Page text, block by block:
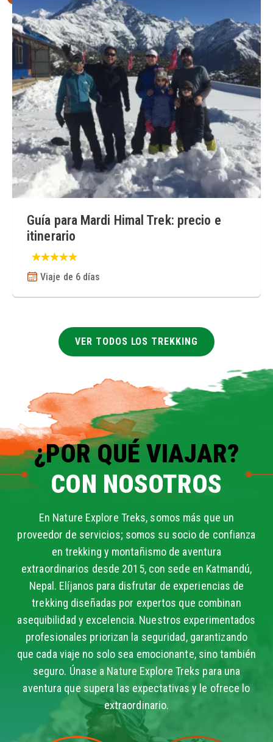
Guía para Mardi Himal Trek: precio e
itinerario
Viaje de 6 días
VER TODOS LOS TREKKING
¿POR QUÉ VIAJAR?
CON NOSOTROS
En Nature Explore Treks, somos más que un
proveedor de servicios; somos su socio de confianza
en trekking y montañismo de aventura
extraordinarios desde 2015, con sede en Katmandú,
Nepal. Elíjanos para disfrutar de experiencias de
trekking diseñadas por expertos que combinan
asequibilidad y excelencia. Nuestros experimentados
profesionales priorizan la seguridad, garantizando
que cada viaje no solo sea emocionante, sino también
seguro. Únase a Nature Explore Treks para una
aventura que supera las expectativas y le ofrece lo
extraordinario.